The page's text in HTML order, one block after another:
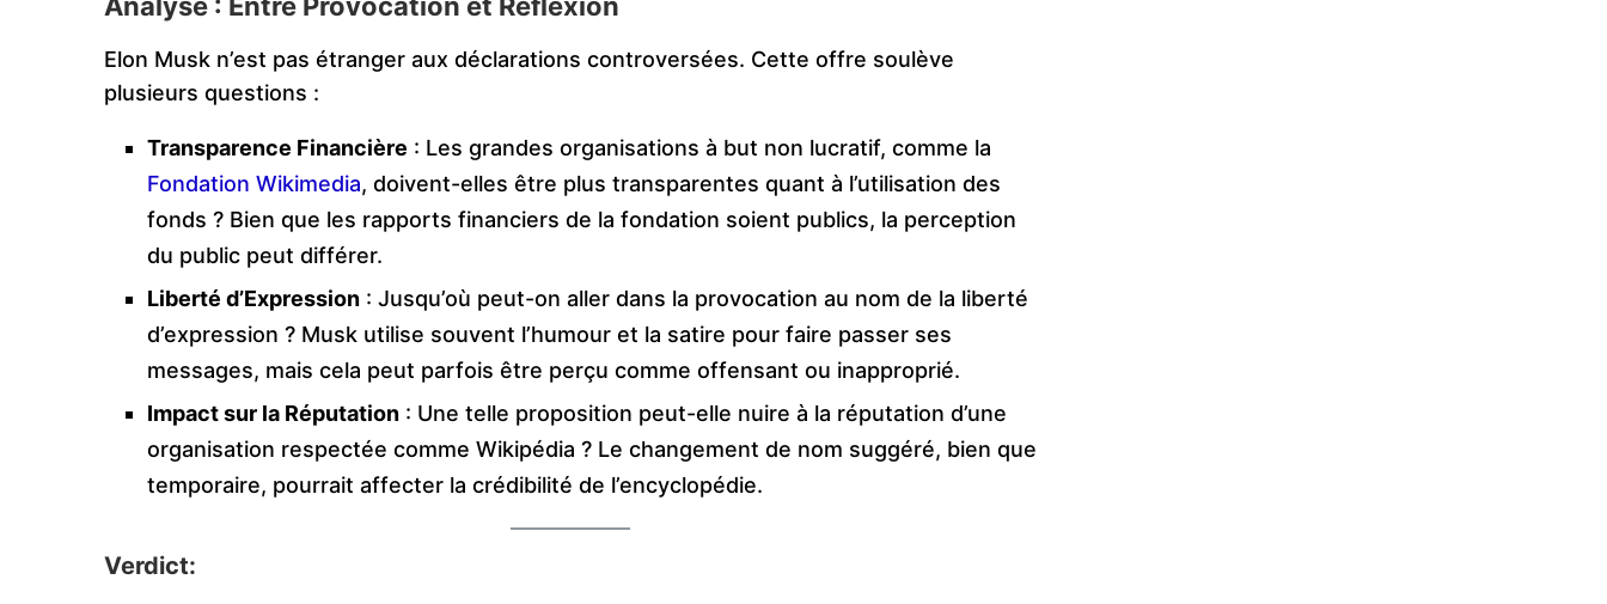
Analyse : Entre Provocation et Réflexion
Elon Musk n’est pas étranger aux déclarations controversées. Cette offre soulève
plusieurs questions :
Transparence Financière : Les grandes organisations à but non lucratif, comme la
Fondation Wikimedia, doivent-elles être plus transparentes quant à l’utilisation des
fonds ? Bien que les rapports financiers de la fondation soient publics, la perception
du public peut différer.
Liberté d’Expression : Jusqu’où peut-on aller dans la provocation au nom de la liberté
d’expression ? Musk utilise souvent l’humour et la satire pour faire passer ses
messages, mais cela peut parfois être perçu comme offensant ou inapproprié.
Impact sur la Réputation : Une telle proposition peut-elle nuire à la réputation d’une
organisation respectée comme Wikipédia ? Le changement de nom suggéré, bien que
temporaire, pourrait affecter la crédibilité de l’encyclopédie.
Verdict: